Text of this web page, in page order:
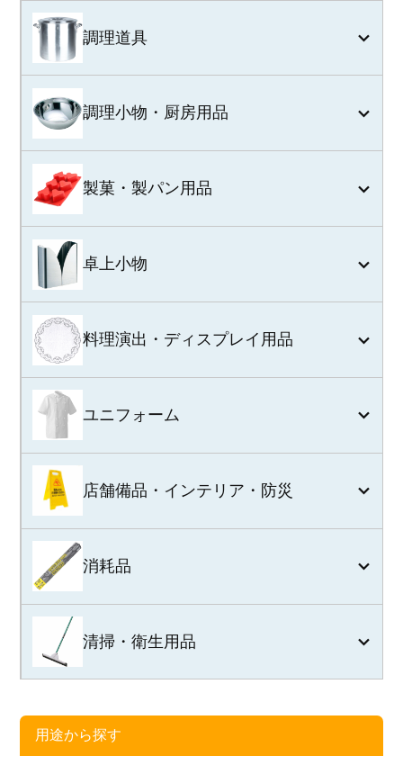
調理道具
調理小物・厨房用品
製菓・製パン用品
卓上小物
料理演出・ディスプレイ用品
ユニフォーム
店舗備品・インテリア・防災
消耗品
清掃・衛生用品
用途から探す